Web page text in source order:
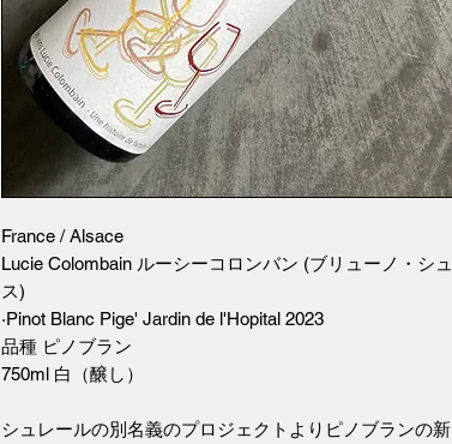
France / Alsace
Lucie Colombain ルーシーコロンバン (ブリューノ・シ
ス)
·Pinot Blanc Pige' Jardin de l'Hopital 2023
品種 ピノブラン
750ml 白（醸し）
シュレールの別名義のプロジェクトよりピノブランの新